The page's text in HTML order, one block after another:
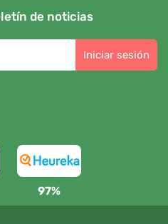
de noticias
Iniciar sesión
97%